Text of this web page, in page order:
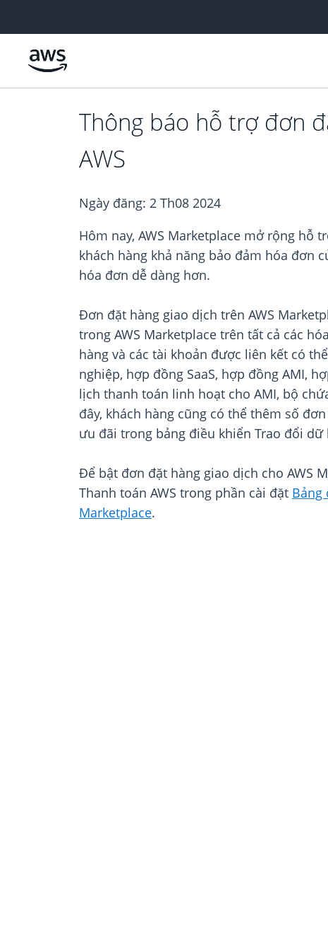
Thông báo hỗ trợ đơn
AWS
Ngày đăng: 2 Th08 2024
Hôm nay, AWS Marketplace mở rộng hỗ
khách hàng khả năng bảo đảm hóa đơn
hóa đơn dễ dàng hơn.
Đơn đặt hàng giao dịch trên AWS
trong AWS Marketplace trên tất cả các
hàng và các tài khoản được liên kết có
nghiệp, hợp đồng SaaS, hợp đồng AMI,
lịch thanh toán linh hoạt cho AMI, bộ
đây, khách hàng cũng có thể thêm số
ưu đãi trong bảng điều khiển Trao đổi dữ
Để bật đơn đặt hàng giao dịch cho AWS
Thanh toán AWS trong phần cài đặt Bảng
Marketplace.